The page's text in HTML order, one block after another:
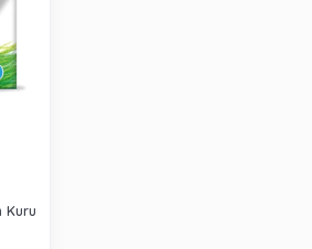
Kuru